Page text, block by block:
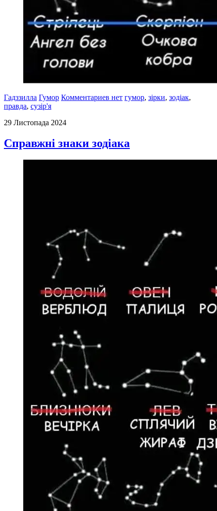
Гадззилла Гумор Комментариев нет гумор, зірки, зодіак,
правда, сузір'я
29 Листопада 2024
Справжні знаки зодіака